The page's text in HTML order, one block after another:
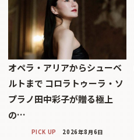
オペラ・アリアからシューベ
ルトまで コロラトゥーラ・ソ
プラノ田中彩子が贈る極上
の…
PICK UP 2026年8月6日